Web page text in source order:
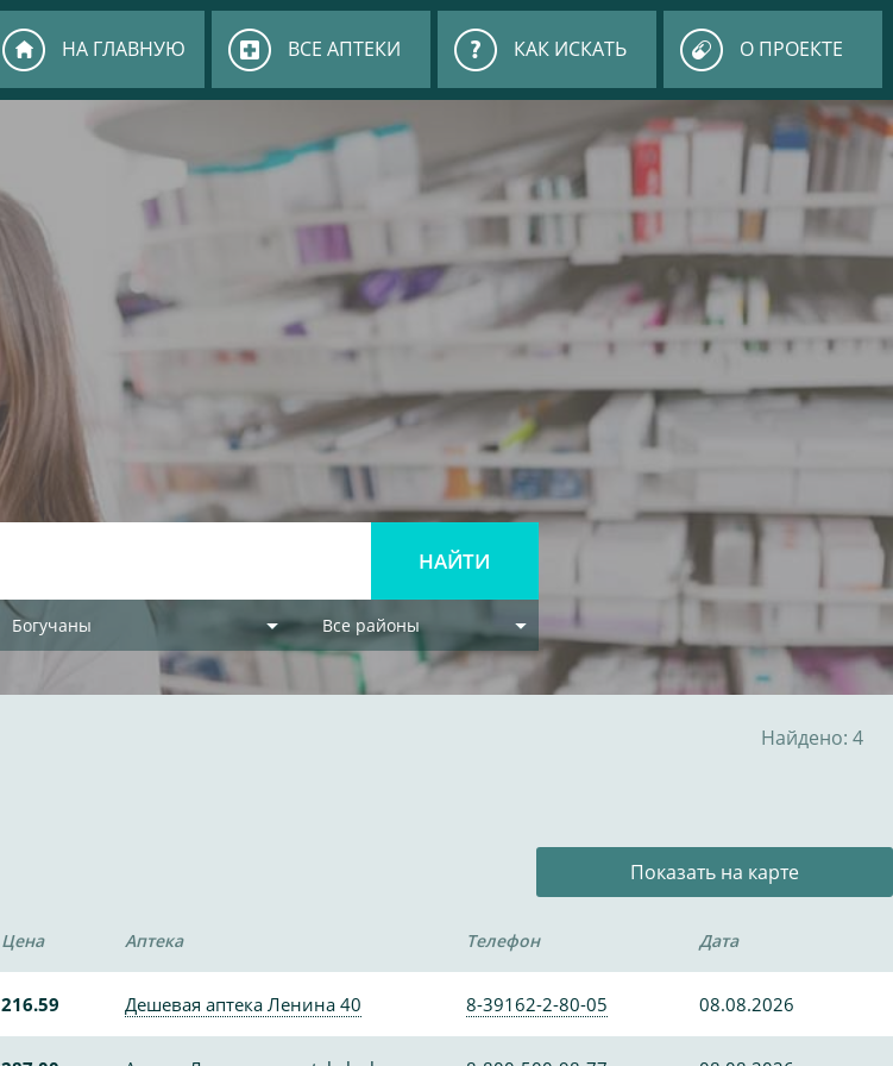
НА ГЛАВНУЮ ВСЕ АПТЕКИ КАК ИСКАТЬ О ПРОЕКТЕ
Богучаны Все районы
Найдено: 4
Показать на карте
Цена Аптека Телефон Дата
216.59 Дешевая аптека Ленина 40 8-39162-2-80-05 08.08.2026